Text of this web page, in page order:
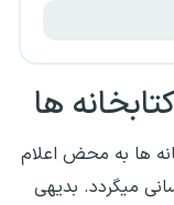
ها
ها به محض اعلام
میگردد. بدیهی